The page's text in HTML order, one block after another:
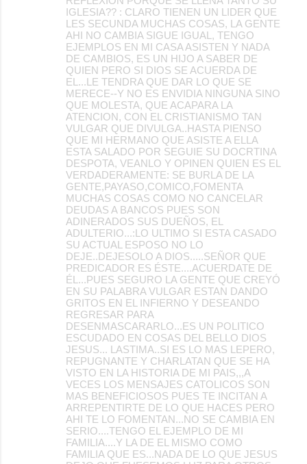
IGLESIA?? : CLARO TIENEN UN LIDER QUE
LES SECUNDA MUCHAS COSAS, LA GENTE
AHI NO CAMBIA SIGUE IGUAL, TENGO
EJEMPLOS EN MI CASA ASISTEN Y NADA
DE CAMBIOS, ES UN HIJO A SABER DE
QUIEN PERO SI DIOS SE ACUERDA DE
EL...LE TENDRA QUE DAR LO QUE SE
MERECE--Y NO ES ENVIDIA NINGUNA SINO
QUE MOLESTA, QUE ACAPARA LA
ATENCION, CON EL CRISTIANISMO TAN
VULGAR QUE DIVULGA..HASTA PIENSO
QUE MI HERMANO QUE ASISTE A ELLA
ESTA SALADO POR SEGUIE SU DOCRTINA
DESPOTA, VEANLO Y OPINEN QUIEN ES EL
VERDADERAMENTE: SE BURLA DE LA
GENTE,PAYASO,COMICO,FOMENTA
MUCHAS COSAS COMO NO CANCELAR
DEUDAS A BANCOS PUES SON
ADINERADOS SUS DUEÑOS, EL
ADULTERIO...:LO ULTIMO SI ESTA CASADO
SU ACTUAL ESPOSO NO LO
DEJE..DEJESOLO A DIOS.....SEÑOR QUE
PREDICADOR ES ÉSTE....ACUERDATE DE
ÉL...PUES SEGURO LA GENTE QUE CREYÓ
EN SU PALABRA VULGAR ESTAN DANDO
GRITOS EN EL INFIERNO Y DESEANDO
REGRESAR PARA
DESENMASCARARLO...ES UN POLITICO
ESCUDADO EN COSAS DEL BELLO DIOS
JESUS... LASTIMA..SI ES LO MAS LEPERO,
REPUGNANTE Y CHARLATAN QUE SE HA
VISTO EN LA HISTORIA DE MI PAIS,,,A
VECES LOS MENSAJES CATOLICOS SON
MAS BENEFICIOSOS PUES TE INCITAN A
ARREPENTIRTE DE LO QUE HACES PERO
AHI TE LO FOMENTAN...NO SE CAMBIA EN
SERIO....TENGO EL EJEMPLO DE MI
FAMILIA....Y LA DE EL MISMO COMO
FAMILIA QUE ES...NADA DE LO QUE JESUS